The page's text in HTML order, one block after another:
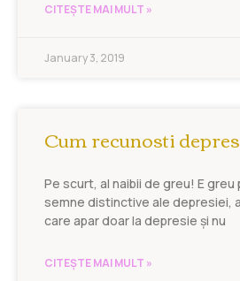
CITEȘTE MAI MULT »
January 3, 2019
Cum recunosti
Pe scurt, al naibii de greu! E
semne distinctive ale depresiei,
care apar doar la depresie și nu
CITEȘTE MAI MULT »